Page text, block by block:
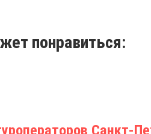
понравиться:
Санкт-